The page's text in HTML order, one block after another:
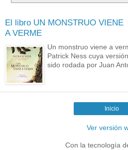
El libro UN MONSTRUO VIENE
A VERME
Un monstruo viene a
Patrick Ness cuya
sido rodada por Juan
Inicio
Ver versión
Con la tecnología